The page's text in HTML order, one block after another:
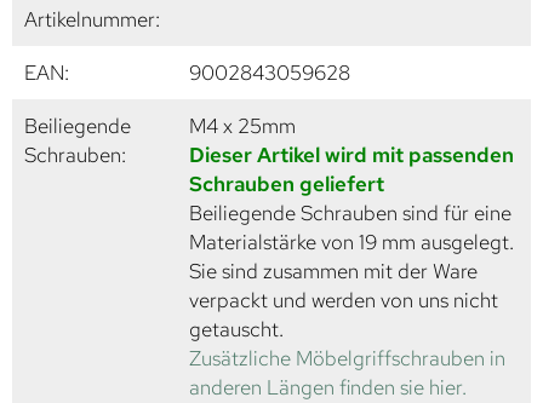
Artikelnummer:
EAN:
9002843059628
Beiliegende
Schrauben:
M4 x 25mm
Dieser Artikel wird mit passenden
Schrauben geliefert
Beiliegende Schrauben sind für eine
Materialstärke von 19 mm ausgelegt.
Sie sind zusammen mit der Ware
verpackt und werden von uns nicht
getauscht.
Zusätzliche Möbelgriffschrauben in
anderen Längen finden sie hier.